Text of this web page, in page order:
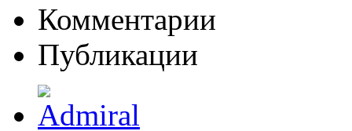
Комментарии
Публикации